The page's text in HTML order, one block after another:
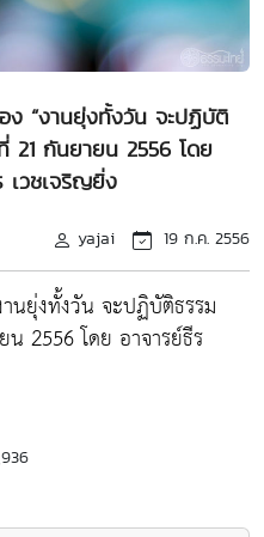
ง “งานยุ่งทั้งวัน จะปฏิบัติ
21 กันยายน 2556 โดย
เวชเจริญยิ่ง
yajai 19 ก.ค. 2556
นยุ่งทั้งวัน จะปฏิบัติธรรม
2556 โดย อาจารย์ธีร